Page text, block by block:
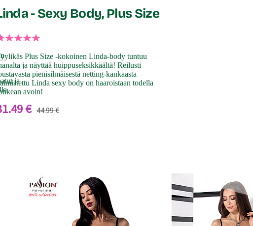
ja
- Sexy Body, Plus Size
Plus Size -kokoinen Linda-body tuntuu
ja näyttää huippuseksikkäältä! Reilusti
pienisilmäisestä netting-kankaasta
Linda sexy body on haaroistaan todella
avoin!
€ 44.99 €